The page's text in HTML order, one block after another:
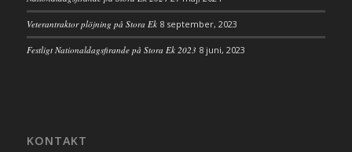
Veterantraktor plöjning på Stora Ek 8 september, 2023
Festligt Nationaldagsfirande på Stora Ek 2023 8 juni, 2023
KONTAKT